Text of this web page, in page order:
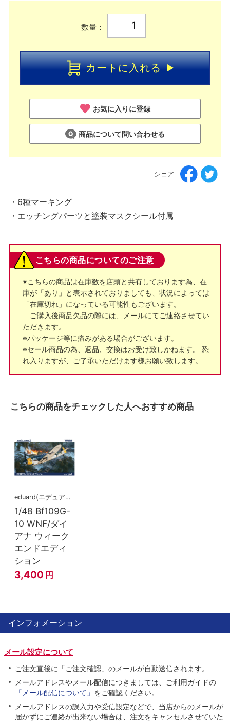
数量：
カートに入れる
お気に入りに登録
商品について問い合わせる
シェア
・6種マーキング
・エッチングパーツと塗装マスクシール付属
こちらの商品についてのご注意
※こちらの商品は在庫数を店頭と共有しております為、在
庫が「あり」と表示されておりましても、状況によっては
「在庫切れ」になっている可能性もございます。
ご購入後商品欠品の際には、メールにてご連絡させてい
ただきます。
※パッケージ等に痛みがある場合がございます。
※セール商品の為、返品、交換はお受け致しかねます。 恐
れ入りますが、ご了承いただけます様お願い致します。
こちらの商品をチェックした人へおすすめ商品
eduard(エデュアルド)
1/48 Bf109G-
10 WNF/ダイ
アナ ウィーク
エンドエディ
ション
3,400 円
インフォメーション
メール設定について
ご注文直後に「ご注文確認」のメールが自動送信されます。
メールアドレスやメール配信につきましては、ご利用ガイドの
「メール配信について」 をご確認ください。
メールアドレスの誤入力や受信設定などで、当店からのメールが
届かずにご連絡が出来ない場合は、注文をキャンセルさせていた